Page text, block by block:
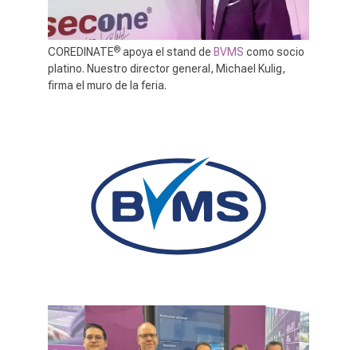
COREDINATE® apoya el stand de BVMS como socio
platino. Nuestro director general, Michael Kulig,
firma el muro de la feria.